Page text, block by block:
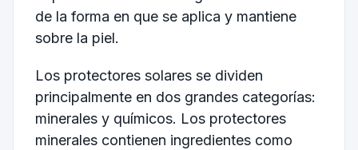
de la forma en que se aplica y mantiene
sobre la piel.
Los protectores solares se dividen
principalmente en dos grandes categorías:
minerales y químicos. Los protectores
minerales contienen ingredientes como